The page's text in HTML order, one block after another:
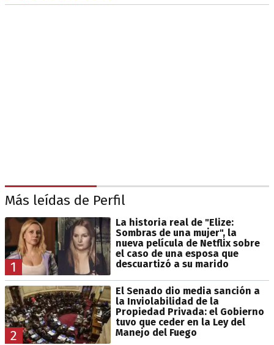
Más leídas de Perfil
1
La historia real de "Elize:
Sombras de una mujer", la
nueva película de Netflix sobre
el caso de una esposa que
descuartizó a su marido
2
El Senado dio media sanción a
la Inviolabilidad de la
Propiedad Privada: el Gobierno
tuvo que ceder en la Ley del
Manejo del Fuego